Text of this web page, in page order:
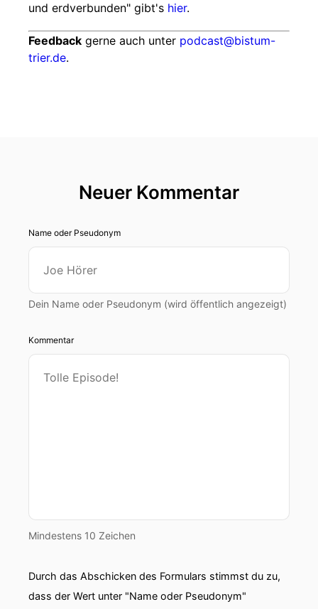
und erdverbunden" gibt's hier.
Feedback gerne auch unter podcast@bistum-
trier.de.
Neuer Kommentar
Name oder Pseudonym
Dein Name oder Pseudonym (wird öffentlich angezeigt)
Kommentar
Mindestens 10 Zeichen
Durch das Abschicken des Formulars stimmst du zu,
dass der Wert unter "Name oder Pseudonym"